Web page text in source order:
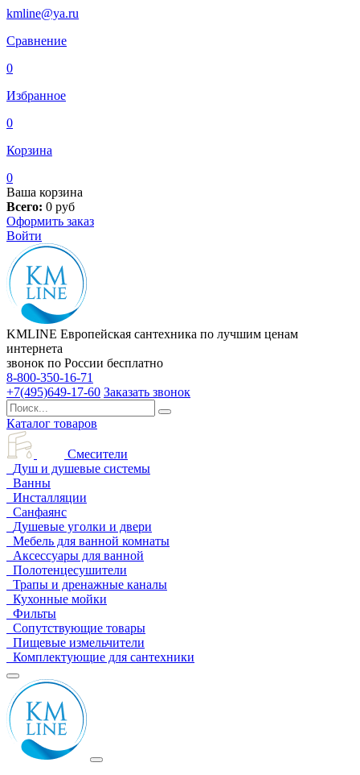
kmline@ya.ru
Сравнение
0
Избранное
0
Корзина
0
Ваша корзина
Всего: 0 руб
Оформить заказ
Войти
KMLINE Европейская сантехника по лучшим ценам
интернета
звонок по России бесплатно
8-800-350-16-71
+7(495)649-17-60 Заказать звонок
Каталог товаров
Смесители
Душ и душевые системы
Ванны
Инсталляции
Санфаянс
Душевые уголки и двери
Мебель для ванной комнаты
Аксессуары для ванной
Полотенцесушители
Трапы и дренажные каналы
Кухонные мойки
Фильты
Сопутствующие товары
Пищевые измельчители
Комплектующие для сантехники